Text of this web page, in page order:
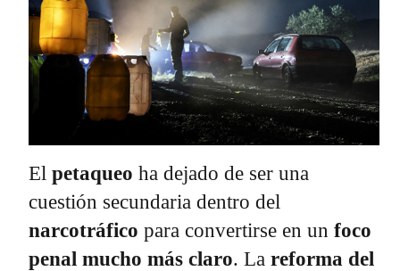
El petaqueo ha dejado de ser una
cuestión secundaria dentro del
narcotráfico para convertirse en un foco
penal mucho más claro. La reforma del